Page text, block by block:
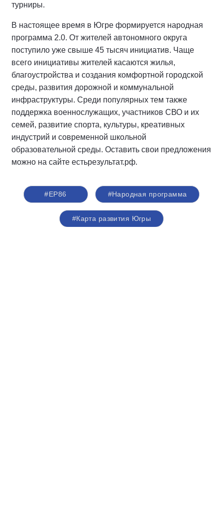
турниры.
В настоящее время в Югре формируется народная
программа 2.0. От жителей автономного округа
поступило уже свыше 45 тысяч инициатив. Чаще
всего инициативы жителей касаются жилья,
благоустройства и создания комфортной городской
среды, развития дорожной и коммунальной
инфраструктуры. Среди популярных тем также
поддержка военнослужащих, участников СВО и их
семей, развитие спорта, культуры, креативных
индустрий и современной школьной
образовательной среды. Оставить свои предложения
можно на сайте естьрезультат.рф.
#ЕР86 #Народная программа
#Карта развития Югры